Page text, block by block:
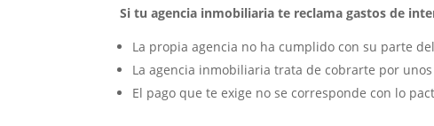
Si tu agencia inmobiliaria te reclama gastos de
La propia agencia no ha cumplido con su parte
La agencia inmobiliaria trata de cobrarte por
El pago que te exige no se corresponde con lo